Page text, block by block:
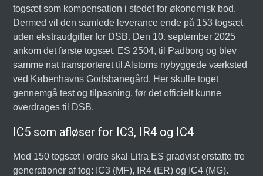
togsæt som kompensation i stedet for økonomisk bod.
Dermed vil den samlede leverance ende på 153 togsæt
uden ekstraudgifter for DSB. Den 10. september 2025
ankom det første togsæt, ES 2504, til Padborg og blev
samme nat transporteret til Alstoms nybyggede værksted
ved Københavns Godsbanegård. Her skulle toget
gennemgå test og tilpasning, før det officielt kunne
overdrages til DSB.
IC5 som afløser for IC3, IR4 og IC4
Med 150 togsæt i ordre skal Litra ES gradvist erstatte tre
generationer af tog: IC3 (MF), IR4 (ER) og IC4 (MG).